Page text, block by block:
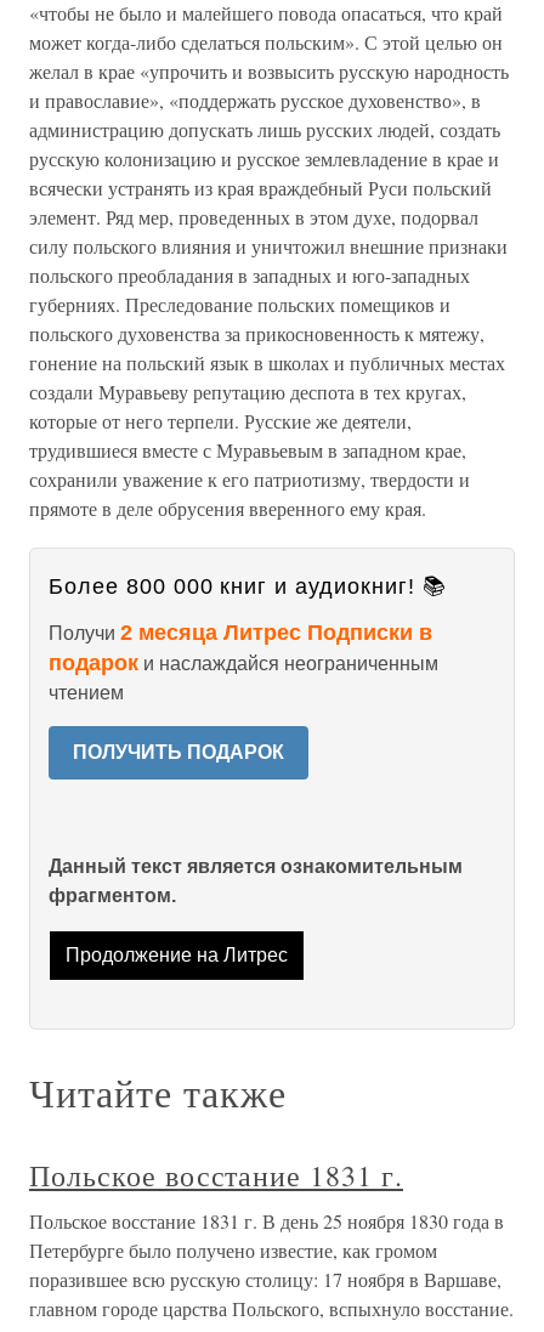
«чтобы не было и малейшего повода опасаться, что край
может когда-либо сделаться польским». С этой целью он
желал в крае «упрочить и возвысить русскую народность
и православие», «поддержать русское духовенство», в
администрацию допускать лишь русских людей, создать
русскую колонизацию и русское землевладение в крае и
всячески устранять из края враждебный Руси польский
элемент. Ряд мер, проведенных в этом духе, подорвал
силу польского влияния и уничтожил внешние признаки
польского преобладания в западных и юго-западных
губерниях. Преследование польских помещиков и
польского духовенства за прикосновенность к мятежу,
гонение на польский язык в школах и публичных местах
создали Муравьеву репутацию деспота в тех кругах,
которые от него терпели. Русские же деятели,
трудившиеся вместе с Муравьевым в западном крае,
сохранили уважение к его патриотизму, твердости и
прямоте в деле обрусения вверенного ему края.
Более 800 000 книг и аудиокниг! 📚
Получи 2 месяца Литрес Подписки в
подарок и наслаждайся неограниченным
чтением
ПОЛУЧИТЬ ПОДАРОК
Данный текст является ознакомительным
фрагментом.
Продолжение на Литрес
Читайте также
Польское восстание 1831 г.
Польское восстание 1831 г. В день 25 ноября 1830 года в
Петербурге было получено известие, как громом
поразившее всю русскую столицу: 17 ноября в Варшаве,
главном городе царства Польского, вспыхнуло восстание.